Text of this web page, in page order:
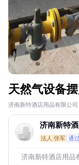
天然气设备
济南新特酒店用品有限公司
济南新特
法人:张军 通
济南新特酒店用品